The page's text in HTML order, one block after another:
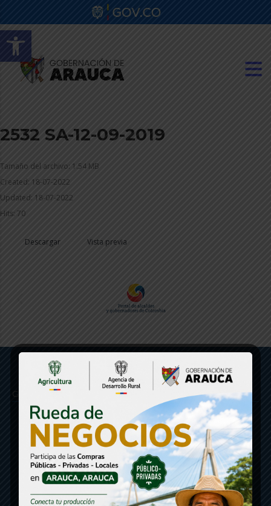
Abrir barra de herramientas
2532 SA-12-09-2019
Tamaño del archivo: 1.54 MB
Created: 18-07-2022
Updated: 18-07-2022
Hits: 70
Descargar Vista previa
Gobernación de Arauca